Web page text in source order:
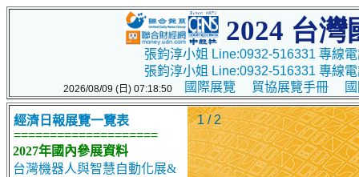
2024 台灣
張鈞淳小姐 Line:0932-516331 專線
張鈞淳小姐 Line:0932-516331 專線
2026/08/09 (日) 07:18:50 國際展覽 貿協展覽手冊
經濟日報展覽一覽表
====================
2027年國內參展資料
台灣機器人與智慧自動化展&
1 / 2